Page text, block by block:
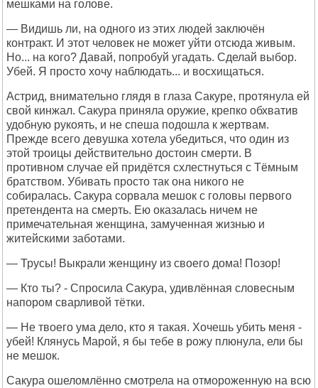
мешками на голове.
— Видишь ли, на одного из этих людей заключён
контракт. И этот человек не может уйти отсюда живым.
Но... на кого? Давай, попробуй угадать. Сделай выбор.
Убей. Я просто хочу наблюдать... и восхищаться.
Астрид, внимательно глядя в глаза Сакуре, протянула ей
свой кинжал. Сакура приняла оружие, крепко обхватив
удобную рукоять, и не спеша подошла к жертвам.
Прежде всего девушка хотела убедиться, что один из
этой троицы действительно достоин смерти. В
противном случае ей придётся схлестнуться с Тёмным
братством. Убивать просто так она никого не
собиралась. Сакура сорвала мешок с головы первого
претендента на смерть. Ею оказалась ничем не
примечательная женщина, замученная жизнью и
житейскими заботами.
— Трусы! Выкрали женщину из своего дома! Позор!
— Кто ты? - Спросила Сакура, удивлённая словесным
напором сварливой тётки.
— Не твоего ума дело, кто я такая. Хочешь убить меня -
убей! Клянусь Марой, я бы тебе в рожу плюнула, ели бы
не мешок.
Сакура ошеломлённо смотрела на отмороженную на всю